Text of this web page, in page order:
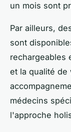
un mois sont
Par ailleurs,
sont
rechargeables
et la qualité de
médecins
l'approche